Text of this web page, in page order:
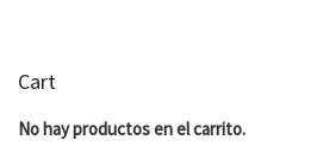
Cart
No hay productos en el carrito.